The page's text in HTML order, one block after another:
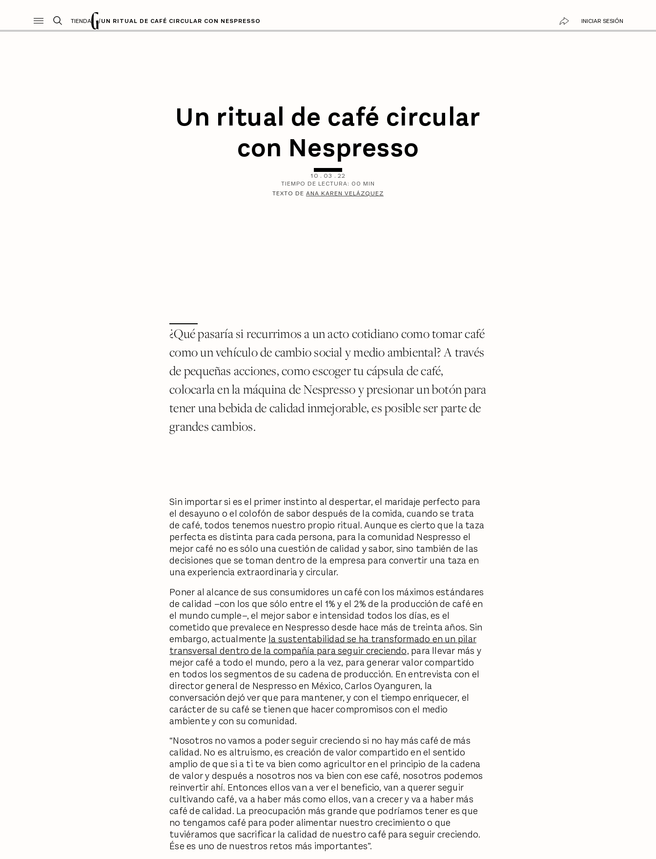
TIENDA /UN RITUAL DE CAFÉ CIRCULAR CON NESPRESSO INICIAR SESIÓN
Un ritual de café circular
con Nespresso
10 . 03 . 22
TIEMPO DE LECTURA: 00 MIN
TEXTO DE ANA KAREN VELÁZQUEZ
¿Qué pasaría si recurrimos a un acto cotidiano como tomar café
como un vehículo de cambio social y medio ambiental? A través
de pequeñas acciones, como escoger tu cápsula de café,
colocarla en la máquina de Nespresso y presionar un botón para
tener una bebida de calidad inmejorable, es posible ser parte de
grandes cambios.
Sin importar si es el primer instinto al despertar, el maridaje perfecto para
el desayuno o el colofón de sabor después de la comida, cuando se trata
de café, todos tenemos nuestro propio ritual. Aunque es cierto que la taza
perfecta es distinta para cada persona, para la comunidad Nespresso el
mejor café no es sólo una cuestión de calidad y sabor, sino también de las
decisiones que se toman dentro de la empresa para convertir una taza en
una experiencia extraordinaria y circular.
Poner al alcance de sus consumidores un café con los máximos estándares
de calidad –con los que sólo entre el 1% y el 2% de la producción de café en
el mundo cumple–, el mejor sabor e intensidad todos los días, es el
cometido que prevalece en Nespresso desde hace más de treinta años. Sin
embargo, actualmente la sustentabilidad se ha transformado en un pilar
transversal dentro de la compañía para seguir creciendo, para llevar más y
mejor café a todo el mundo, pero a la vez, para generar valor compartido
en todos los segmentos de su cadena de producción. En entrevista con el
director general de Nespresso en México, Carlos Oyanguren, la
conversación dejó ver que para mantener, y con el tiempo enriquecer, el
carácter de su café se tienen que hacer compromisos con el medio
ambiente y con su comunidad.
“Nosotros no vamos a poder seguir creciendo si no hay más café de más
calidad. No es altruismo, es creación de valor compartido en el sentido
amplio de que si a ti te va bien como agricultor en el principio de la cadena
de valor y después a nosotros nos va bien con ese café, nosotros podemos
reinvertir ahí. Entonces ellos van a ver el beneficio, van a querer seguir
cultivando café, va a haber más como ellos, van a crecer y va a haber más
café de calidad. La preocupación más grande que podríamos tener es que
no tengamos café para poder alimentar nuestro crecimiento o que
tuviéramos que sacrificar la calidad de nuestro café para seguir creciendo.
Ése es uno de nuestros retos más importantes”.